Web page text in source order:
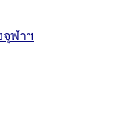
ฬาฯ